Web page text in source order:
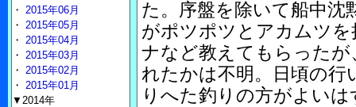
た。序盤を除いて船中沈
がポツポツとアカムツ
ナなど教えてもらった
れたかは不明。日頃の行
りへた釣りの方がよい
・ 2015年06月
・ 2015年05月
・ 2015年04月
・ 2015年03月
・ 2015年02月
・ 2015年01月
▼2014年